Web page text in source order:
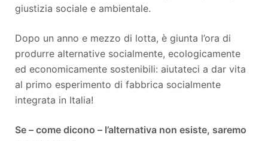
giustizia sociale e ambientale.
Dopo un anno e mezzo di lotta, è giunta l’ora di
produrre alternative socialmente, ecologicamente
ed economicamente sostenibili: aiutateci a dar vita
al primo esperimento di fabbrica socialmente
integrata in Italia!
Se – come dicono – l’alternativa non esiste, saremo